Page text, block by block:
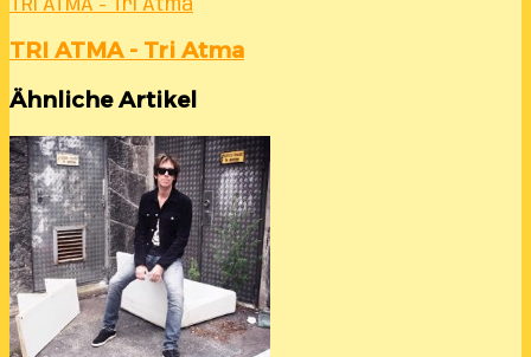
TRI ATMA - Tri Atma
TRI ATMA - Tri Atma
Ähnliche Artikel